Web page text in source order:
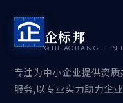
企标邦
QIBIAOBANG ·
专注为中小企业提供资
服务,以专业实力助力企业